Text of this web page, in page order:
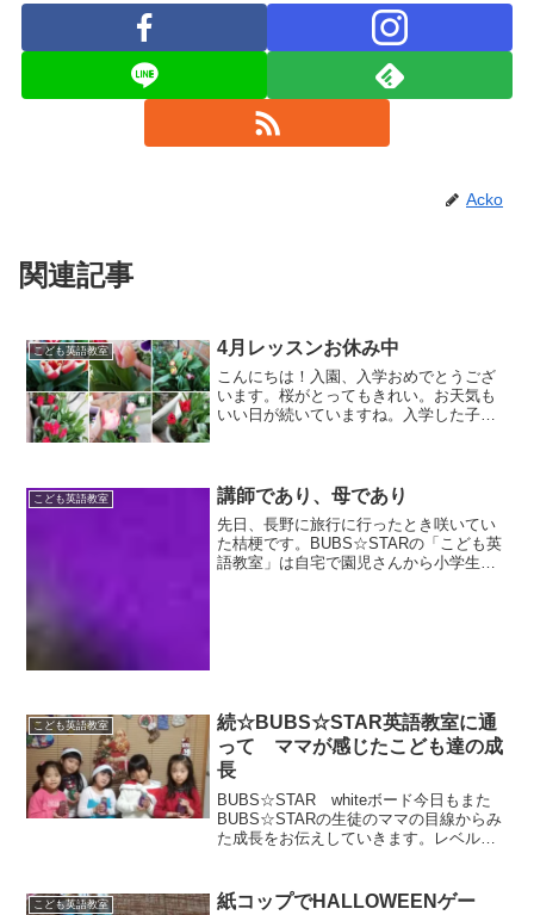
Acko
関連記事
こども英語教室 4月レッスンお休み中
こんにちは！入園、入学おめでとうござ
います。桜がとってもきれい。お天気も
いい日が続いていますね。入学した子、
ることにしました。新...
こども英語教室 講師であり、母であり
先日、長野に旅行に行ったとき咲いてい
た桔梗です。BUBS☆STARの「こども英
語教室」は自宅で園児さんから小学生の
こども英語教室
続☆BUBS☆STAR英語教室に通
って ママが感じたこども達の成
長
BUBS☆STAR whiteボード今日もまた
BUBS☆STARの生徒のママの目線からみ
た成長をお伝えしていきます。レベルご
ニアを受けた後の変化英語はとにかく楽
こども英語教室
紙コップでHALLOWEENゲー